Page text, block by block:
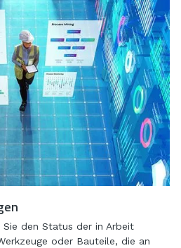
den Status der in Arbeit
oder Bauteile, die an